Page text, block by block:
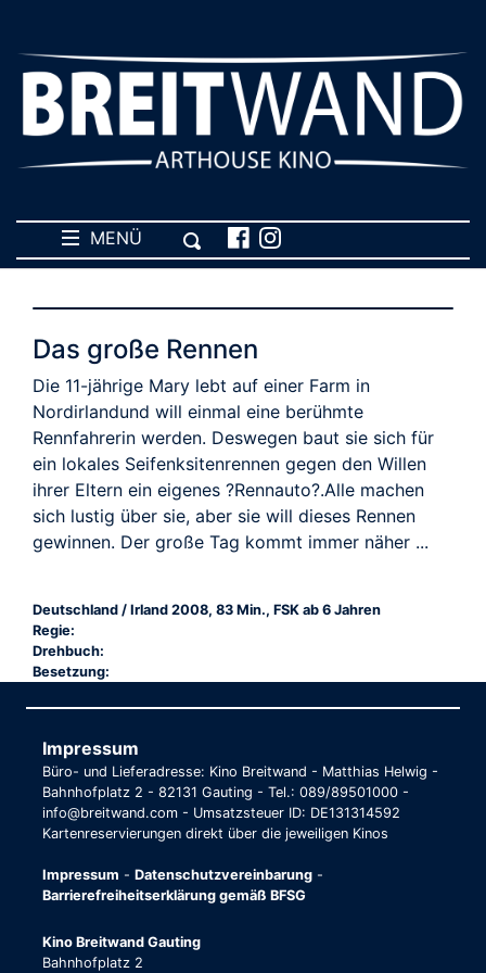
MENÜ
Das große Rennen
Die 11-jährige Mary lebt auf einer Farm in
Nordirlandund will einmal eine berühmte
Rennfahrerin werden. Deswegen baut sie sich für
ein lokales Seifenksitenrennen gegen den Willen
ihrer Eltern ein eigenes ?Rennauto?.Alle machen
sich lustig über sie, aber sie will dieses Rennen
gewinnen. Der große Tag kommt immer näher ...
Deutschland / Irland 2008, 83 Min., FSK ab 6 Jahren
Regie:
Drehbuch:
Besetzung:
Impressum
Büro- und Lieferadresse: Kino Breitwand - Matthias Helwig -
Bahnhofplatz 2 - 82131 Gauting - Tel.: 089/89501000 -
info@breitwand.com - Umsatzsteuer ID: DE131314592
Kartenreservierungen direkt über die jeweiligen Kinos
Impressum - Datenschutzvereinbarung -
Barrierefreiheitserklärung gemäß BFSG
Kino Breitwand Gauting
Bahnhofplatz 2